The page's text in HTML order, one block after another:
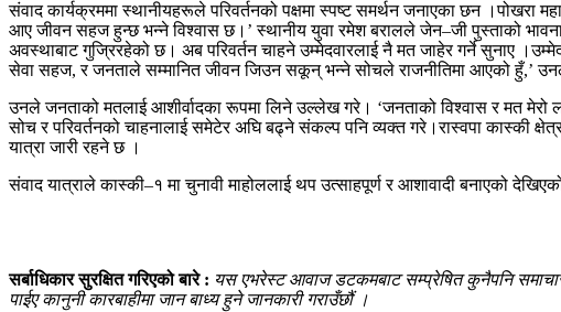
संवाद कार्यक्रममा स्थानीयहरूले परिवर्तनको पक्षमा स्पष्ट समर्थन जनाएका छन ।पोखरा
आए जीवन सहज हुन्छ भन्ने विश्वास छ।’ स्थानीय युवा रमेश बरालले जेन–जी पुस्ताको
अवस्थाबाट गुज्रिरहेको छ। अब परिवर्तन चाहने उम्मेदवारलाई नै मत जाहेर गर्ने सुनाए
सेवा सहज, र जनताले सम्मानित जीवन जिउन सकून् भन्ने सोचले राजनीतिमा आएको हुँ,’
उनले जनताको मतलाई आशीर्वादका रूपमा लिने उल्लेख गरे। ‘जनताको विश्वास र मत मेरो
सोच र परिवर्तनको चाहनालाई समेटेर अघि बढ्ने संकल्प पनि व्यक्त गरे।रास्वपा कास्की
यात्रा जारी रहने छ ।
संवाद यात्राले कास्की–१ मा चुनावी माहोललाई थप उत्साहपूर्ण र आशावादी बनाएको
सर्बाधिकार सुरक्षित गरिएको बारे : यस एभरेस्ट आवाज डटकमबाट सम्प्रेषित कुनैपनि समाचार,
पाईए कानुनी कारबाहीमा जान बाध्य हुने जानकारी गराउँछौं ।